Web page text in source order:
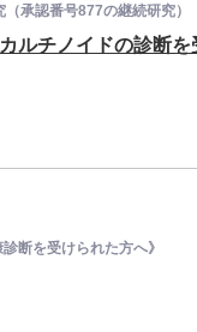
承認番号877の継続研究）
ルチノイドの診断
断を受けられた方へ》